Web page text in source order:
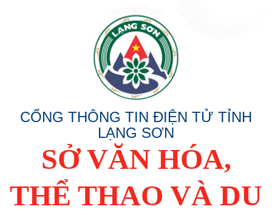
CỔNG THÔNG TIN ĐIỆN TỬ TỈNH
LẠNG SƠN
SỞ VĂN HÓA,
THỂ THAO VÀ DU